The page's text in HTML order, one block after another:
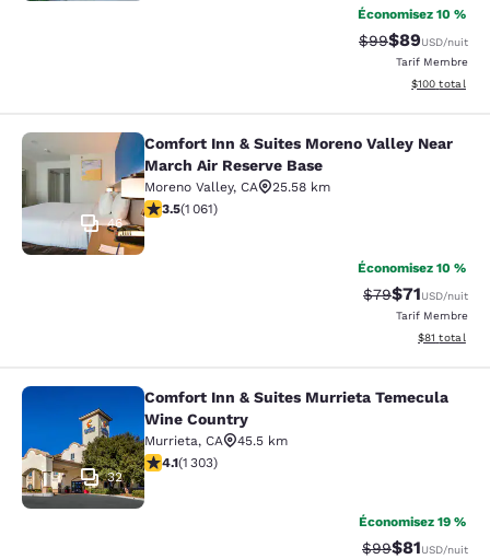
Économisez 10 %
Tarif barré :
$99Tarif réduit :
$89USD/nuit
Tarif Membre
Afficher les
$100 total
Comfort Inn & Suites Moreno
46
Comfort Inn & Suites Moreno Valley Near
March Air Reserve Base
Moreno Valley, CA
25.58 km
3.54 étoiles. Bien. 1061 commentaires
3.5(1 061)
Économisez 10 %
Tarif barré :
$79Tarif réduit :
$71USD/nuit
Tarif Membre
Afficher les
$81 total
Comfort Inn & Suites Murrieta
32
Comfort Inn & Suites Murrieta Temecula
Wine Country
Murrieta, CA
45.5 km
4.07 étoiles. Très Bien. 1303 commentaires
4.1(1 303)
Économisez 19 %
Tarif barré :
$99Tarif réduit :
$81USD/nuit